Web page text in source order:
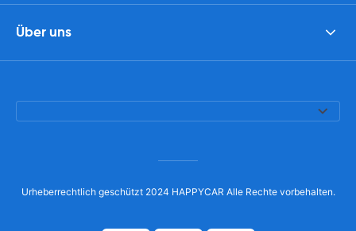
Über uns
Urheberrechtlich geschützt 2024 HAPPYCAR Alle Rechte vorbehalten.